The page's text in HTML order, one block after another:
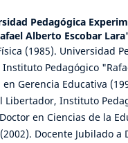
Pedagógica
Alberto Escobar
(1985). Universidad
Pedagógico
Gerencia Educativa
Libertador, Instituto
en Ciencias de la
Docente Jubilado a